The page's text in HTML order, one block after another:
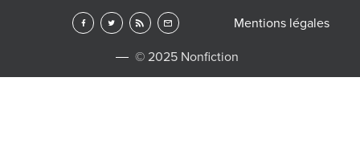
© 2025 Nonfiction
Mentions légales